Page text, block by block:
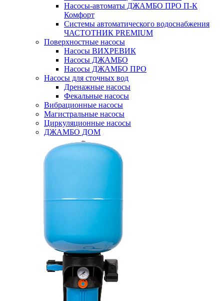
Насосы-автоматы ДЖАМБО ПРО П-К
Комфорт
Системы автоматического водоснабжения
ЧАСТОТНИК PREMIUM
Поверхностные насосы
Насосы ВИХРЕВИК
Насосы ДЖАМБО
Насосы ДЖАМБО ПРО
Насосы для сточных вод
Дренажные насосы
Фекальные насосы
Вибрационные насосы
Магистральные насосы
Циркуляционные насосы
ДЖАМБО ДОМ